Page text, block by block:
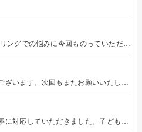
いつもお世話になってます カラーリングでの悩みに今回ものっていただきました ありがとうございます